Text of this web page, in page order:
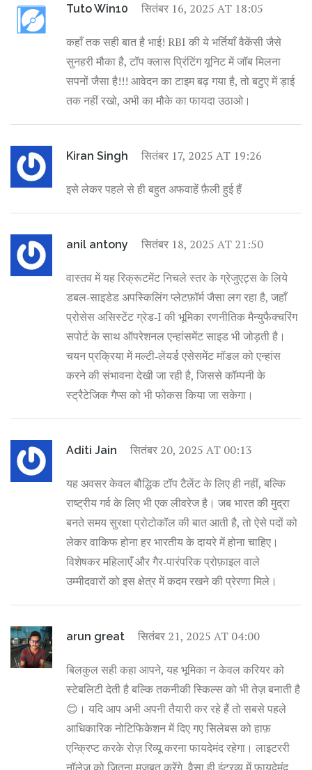
Tuto Win10 सितंबर 16, 2025 AT 18:05
कहाँ तक सही बात है भाई! RBI की ये भर्तियाँ वैकेंसी जैसे
सुनहरी मौका है, टॉप क्लास प्रिंटिंग यूनिट में जॉब मिलना
सपनों जैसा है!!! आवेदन का टाइम बढ़ गया है, तो बटुए में ड़ाई
तक नहीं रखो, अभी का मौके का फायदा उठाओ।
Kiran Singh सितंबर 17, 2025 AT 19:26
इसे लेकर पहले से ही बहुत अफवाहें फ़ैली हुई हैं
anil antony सितंबर 18, 2025 AT 21:50
वास्तव में यह रिक्रूटमेंट निचले स्तर के ग्रेजुएट्स के लिये
डबल‑साइडेड अपस्किलिंग प्लेटफ़ॉर्म जैसा लग रहा है, जहाँ
प्रोसेस असिस्टेंट ग्रेड‑I की भूमिका रणनीतिक मैन्युफैक्चरिंग
सपोर्ट के साथ ऑपरेशनल एन्हांसमेंट साइड भी जोड़ती है।
चयन प्रक्रिया में मल्टी‑लेयर्ड एसेसमेंट मॉडल को एन्हांस
करने की संभावना देखी जा रही है, जिससे कॉम्पनी के
स्ट्रैटेजिक गैप्स को भी फोकस किया जा सकेगा।
Aditi Jain सितंबर 20, 2025 AT 00:13
यह अवसर केवल बौद्धिक टॉप टैलेंट के लिए ही नहीं, बल्कि
राष्ट्रीय गर्व के लिए भी एक लीवरेज है। जब भारत की मुद्रा
बनते समय सुरक्षा प्रोटोकॉल की बात आती है, तो ऐसे पदों को
लेकर वाकिफ होना हर भारतीय के दायरे में होना चाहिए।
विशेषकर महिलाएँ और गैर‑पारंपरिक प्रोफ़ाइल वाले
उम्मीदवारों को इस क्षेत्र में कदम रखने की प्रेरणा मिले।
arun great सितंबर 21, 2025 AT 04:00
बिलकुल सही कहा आपने, यह भूमिका न केवल करियर को
स्टेबलिटी देती है बल्कि तकनीकी स्किल्स को भी तेज़ बनाती है
😊। यदि आप अभी अपनी तैयारी कर रहे हैं तो सबसे पहले
आधिकारिक नोटिफिकेशन में दिए गए सिलेबस को हाफ़
एन्क्रिप्ट करके रोज़ रिव्यू करना फायदेमंद रहेगा। लाइटररी